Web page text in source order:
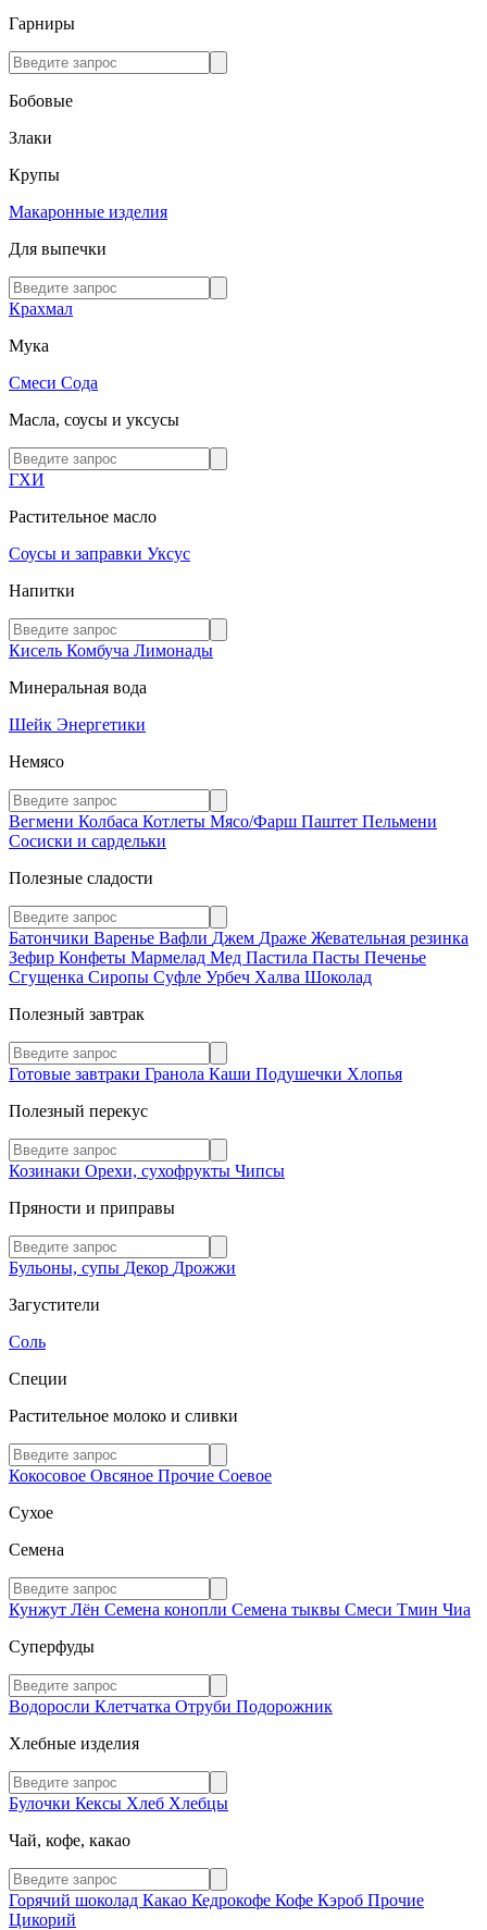
Гарниры
Бобовые
Злаки
Крупы
Макаронные изделия
Для выпечки
Крахмал
Мука
Смеси Сода
Масла, соусы и уксусы
ГХИ
Растительное масло
Соусы и заправки Уксус
Напитки
Кисель Комбуча Лимонады
Минеральная вода
Шейк Энергетики
Немясо
Вегмени Колбаса Котлеты Мясо/Фарш Паштет Пельмени
Сосиски и сардельки
Полезные сладости
Батончики Варенье Вафли Джем Драже Жевательная резинка
Зефир Конфеты Мармелад Мед Пастила Пасты Печенье
Сгущенка Сиропы Суфле Урбеч Халва Шоколад
Полезный завтрак
Готовые завтраки Гранола Каши Подушечки Хлопья
Полезный перекус
Козинаки Орехи, сухофрукты Чипсы
Пряности и приправы
Бульоны, супы Декор Дрожжи
Загустители
Соль
Специи
Растительное молоко и сливки
Кокосовое Овсяное Прочие Соевое
Сухое
Семена
Кунжут Лён Семена конопли Семена тыквы Смеси Тмин Чиа
Суперфуды
Водоросли Клетчатка Отруби Подорожник
Хлебные изделия
Булочки Кексы Хлеб Хлебцы
Чай, кофе, какао
Горячий шоколад Какао Кедрокофе Кофе Кэроб Прочие
Цикорий